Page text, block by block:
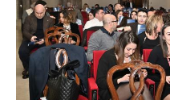
ARBITRI
COMITATI